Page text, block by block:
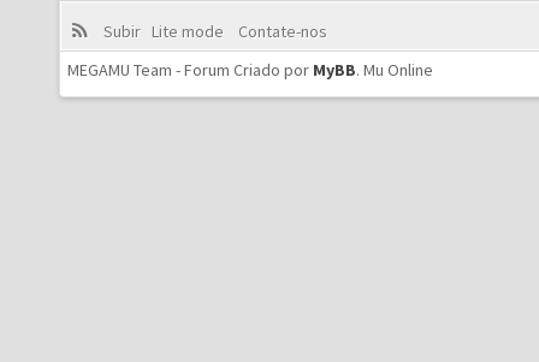
Subir Lite mode
Contate-nos
MEGAMU Team - Forum Criado por MyBB. Mu Online